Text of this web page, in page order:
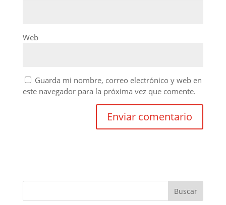
Web
Guarda mi nombre, correo electrónico y web en
este navegador para la próxima vez que comente.